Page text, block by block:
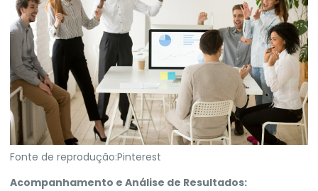
Fonte de reprodução:Pinterest
Acompanhamento e Análise de Resultados: